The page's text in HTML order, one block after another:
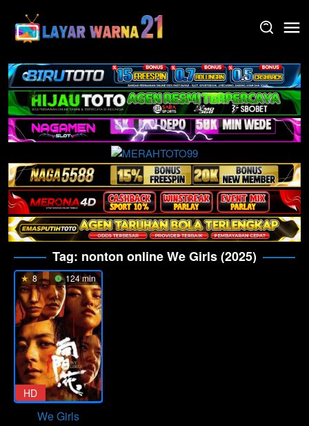
content
Tag: nonton online We Girls (2025)
8 124 min
HD
We Girls